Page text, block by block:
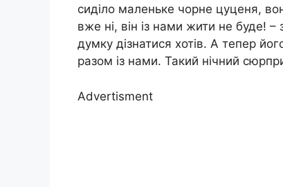
сиділо маленьке чорне цуценя,
вже ні, він із нами жити не буде!
думку дізнатися хотів. А тепер
разом із нами. Такий нічний
Advertisment